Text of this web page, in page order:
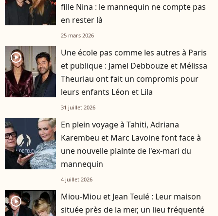
fille Nina : le mannequin ne compte pas
en rester là
25 mars 2026
player2
Une école pas comme les autres à Paris
et publique : Jamel Debbouze et Mélissa
Theuriau ont fait un compromis pour
leurs enfants Léon et Lila
31 juillet 2026
En plein voyage à Tahiti, Adriana
Karembeu et Marc Lavoine font face à
une nouvelle plainte de l'ex-mari du
mannequin
4 juillet 2026
player2
Miou-Miou et Jean Teulé : Leur maison
située près de la mer, un lieu fréquenté